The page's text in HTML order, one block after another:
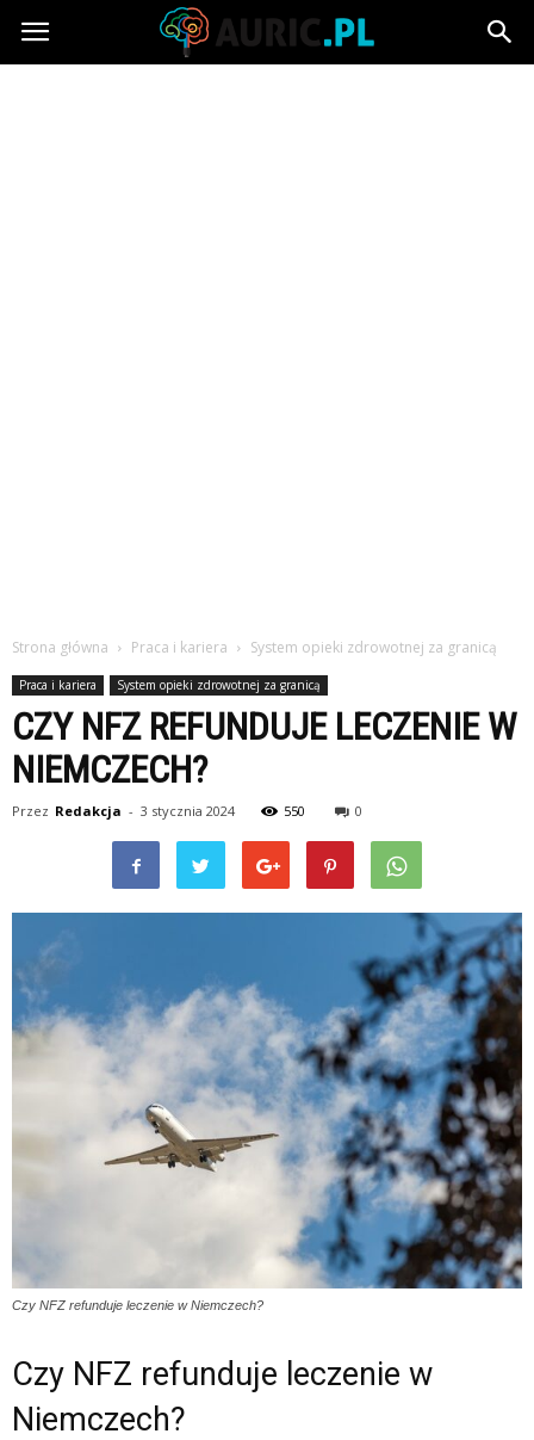
Auric.pl
Strona główna Praca i kariera System opieki zdrowotnej za granicą
Praca i kariera System opieki zdrowotnej za granicą
CZY NFZ REFUNDUJE LECZENIE W
NIEMCZECH?
Przez Redakcja - 3 stycznia 2024 550 0
Czy NFZ refunduje leczenie w Niemczech?
Czy NFZ refunduje leczenie w
Niemczech?